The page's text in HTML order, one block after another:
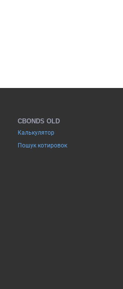
CBONDS OLD
Калькулятор
Пошук котировок